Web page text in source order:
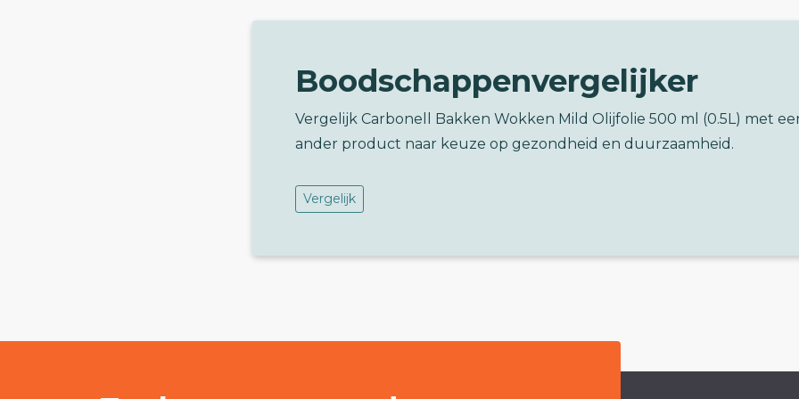
Boodschappenvergelijker
Vergelijk Carbonell Bakken Wokken Mild Olijfolie 500 ml (0.5L) met
ander product naar keuze op gezondheid en duurzaamheid.
Vergelijk